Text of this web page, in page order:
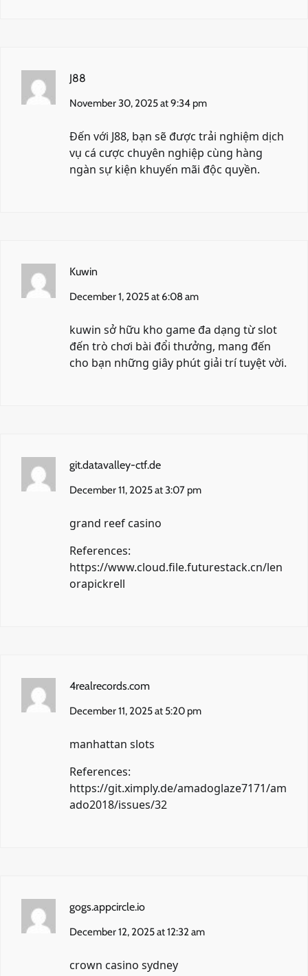
J88
November 30, 2025 at 9:34 pm
Đến với J88, bạn sẽ được trải nghiệm dịch
vụ cá cược chuyên nghiệp cùng hàng
ngàn sự kiện khuyến mãi độc quyền.
Kuwin
December 1, 2025 at 6:08 am
kuwin sở hữu kho game đa dạng từ slot
đến trò chơi bài đổi thưởng, mang đến
cho bạn những giây phút giải trí tuyệt vời.
git.datavalley-ctf.de
December 11, 2025 at 3:07 pm
grand reef casino
References:
https://www.cloud.file.futurestack.cn/len
orapickrell
4realrecords.com
December 11, 2025 at 5:20 pm
manhattan slots
References:
https://git.ximply.de/amadoglaze7171/am
ado2018/issues/32
gogs.appcircle.io
December 12, 2025 at 12:32 am
crown casino sydney